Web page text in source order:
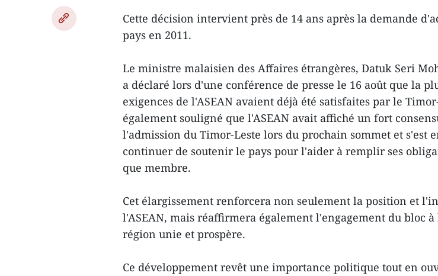
Cette décision intervient près de 14 ans après la demande
pays en 2011.
Le ministre malaisien des Affaires étrangères, Datuk Seri
a déclaré lors d'une conférence de presse le 16 août que la
exigences de l'ASEAN avaient déjà été satisfaites par le
également souligné que l'ASEAN avait affiché un fort
l'admission du Timor-Leste lors du prochain sommet et s'est
continuer de soutenir le pays pour l'aider à remplir ses
que membre.
Cet élargissement renforcera non seulement la position et
l'ASEAN, mais réaffirmera également l'engagement du bloc
région unie et prospère.
Ce développement revêt une importance politique tout en